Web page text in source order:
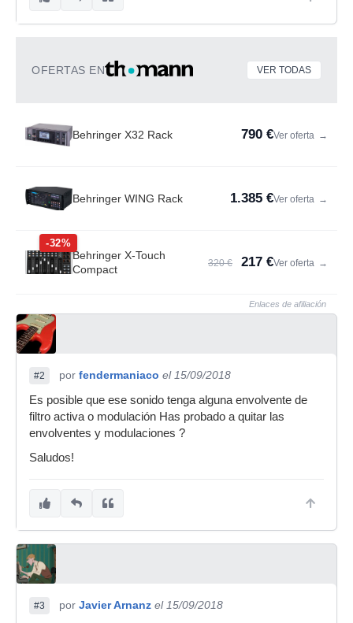
OFERTAS EN VER TODAS
Behringer X32 Rack 790 €Ver oferta →
Behringer WING Rack 1.385 €Ver oferta →
-32%
Behringer X-Touch
Compact
320 € 217 €Ver oferta →
Enlaces de afiliación
#2 por fendermaniaco el 15/09/2018
Es posible que ese sonido tenga alguna envolvente de
filtro activa o modulación Has probado a quitar las
envolventes y modulaciones ?
Saludos!
#3 por Javier Arnanz el 15/09/2018